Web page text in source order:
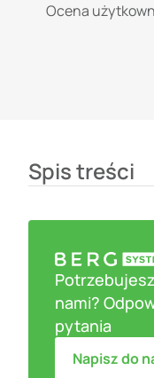
Ocena
Spis treści
nami?
pytania
Napisz do